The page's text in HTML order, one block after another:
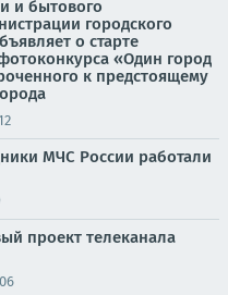
и бытового
городского
о старте
«Один город
к предстоящему
МЧС России работали
проект телеканала